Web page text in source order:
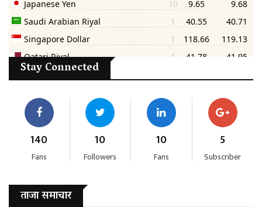
Stay Connected
140
Fans
10
Followers
10
Fans
5
Subscriber
ताजा समाचार